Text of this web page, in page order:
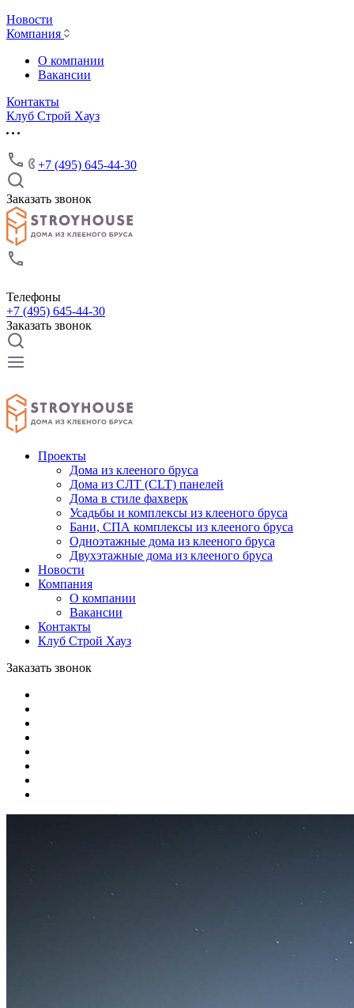
Новости
Компания
О компании
Вакансии
Контакты
Клуб Строй Хауз
+7 (495) 645-44-30
Заказать звонок
Телефоны
+7 (495) 645-44-30
Заказать звонок
Проекты
Дома из клееного бруса
Дома из СЛТ (CLT) панелей
Дома в стиле фахверк
Усадьбы и комплексы из клееного бруса
Бани, СПА комплексы из клееного бруса
Одноэтажные дома из клееного бруса
Двухэтажные дома из клееного бруса
Новости
Компания
О компании
Вакансии
Контакты
Клуб Строй Хауз
Заказать звонок